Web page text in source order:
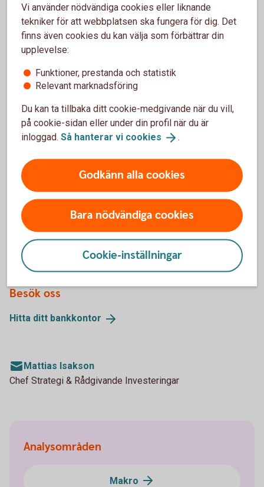
1 sept Investeringsstrategi
6 okt Månadsuppdatering
3 nov
1 dec Investeringsstrategi
Kontakta oss
Privatkund
Ring 0771-22 1122
Företagskund
Ring 0771-33 44 33
Besök oss
Hitta ditt bankkontor
Mattias Isakson
Chef Strategi & Rådgivande Investeringar
Analysområden
Makro
Vi använder nödvändiga cookies eller liknande
tekniker för att webbplatsen ska fungera för dig. Det
finns även cookies du kan välja som förbättrar din
upplevelse:
Funktioner, prestanda och statistik
Relevant marknadsföring
Du kan ta tillbaka ditt cookie-medgivande när du vill,
på cookie-sidan eller under din profil när du är
inloggad. Så hanterar vi cookies .
Godkänn alla cookies
Bara nödvändiga cookies
Cookie-inställningar